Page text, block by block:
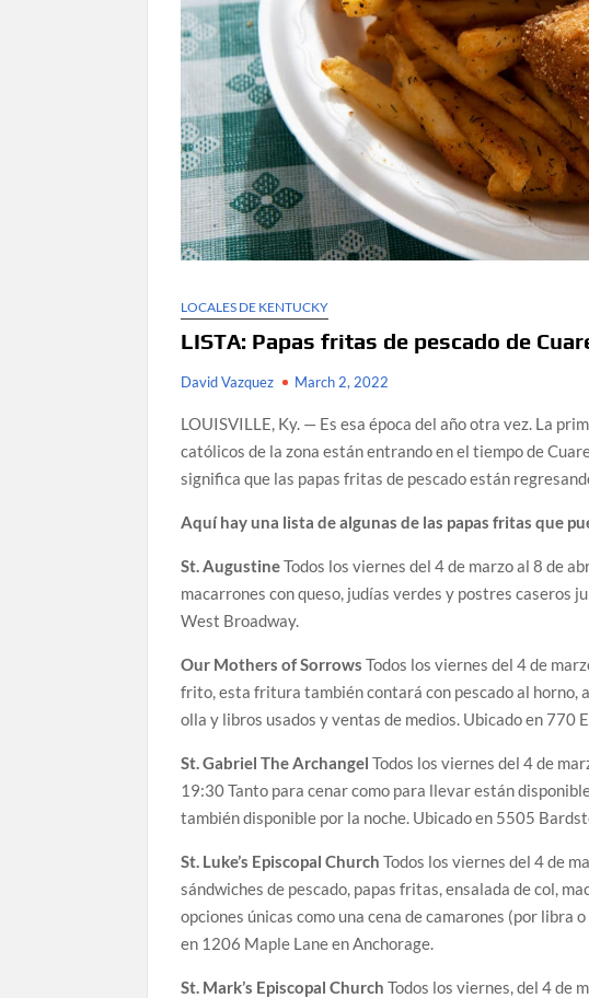
LOCALES DE KENTUCKY
LISTA: Papas fritas de pescado de
David Vazquez March 2, 2022
LOUISVILLE, Ky. — Es esa época del año otra vez. La
católicos de la zona están entrando en el tiempo de
significa que las papas fritas de pescado están
Aquí hay una lista de algunas de las papas fritas que
St. AugustineTodos los viernes del 4 de marzo al 8 de
macarrones con queso, judías verdes y postres caseros
West Broadway.
Our Mothers of Sorrows Todos los viernes del 4 de
frito, esta fritura también contará con pescado al horno,
olla y libros usados ​​y ventas de medios. Ubicado en 770
St. Gabriel The Archangel Todos los viernes del 4 de
19:30 Tanto para cenar como para llevar están
también disponible por la noche. Ubicado en 5505
St. Luke’s Episcopal Church Todos los viernes del 4 de
sándwiches de pescado, papas fritas, ensalada de col,
opciones únicas como una cena de camarones (por
en 1206 Maple Lane en Anchorage.
St. Mark’s Episcopal Church Todos los viernes, del 4 de